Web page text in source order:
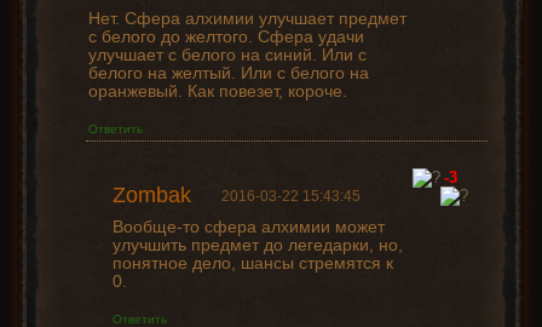
Нет. Сфера алхимии улучшает предмет
с белого до желтого. Сфера удачи
улучшает с белого на синий. Или с
белого на желтый. Или с белого на
оранжевый. Как повезет, короче.
Ответить
Zombak 2016-03-22 15:43:45
Вообще-то сфера алхимии может
улучшить предмет до легедарки, но,
понятное дело, шансы стремятся к
0.
Ответить
-3